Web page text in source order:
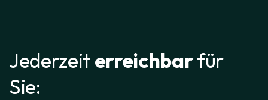
Jederzeit erreichbarfür
Sie: